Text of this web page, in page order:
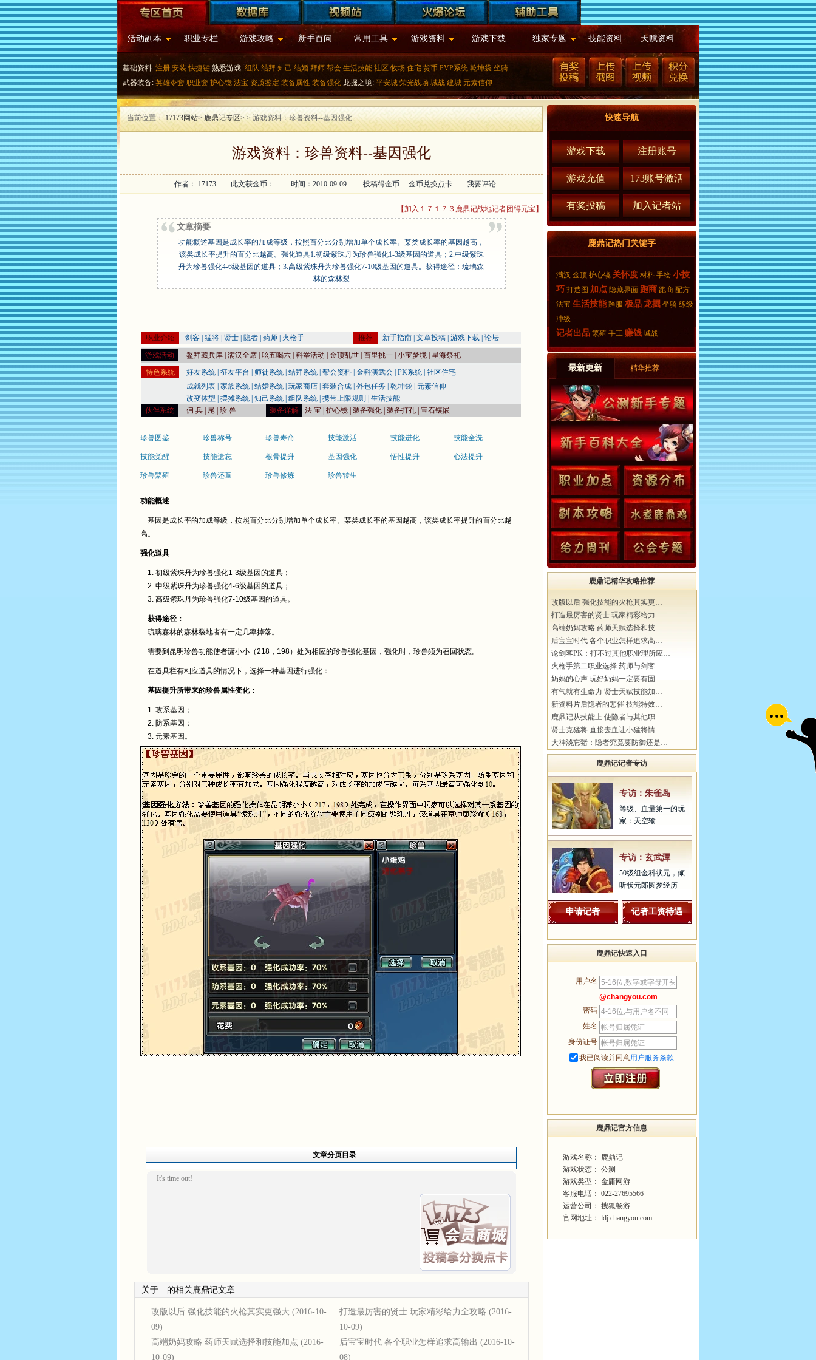
活动副本 职业专栏 游戏攻略 新手百问 常用工具 游戏资料 游戏下载 独家专题 技能资料 天赋资料
基础资料: 注册 安装 快捷键 熟悉游戏: 组队 结拜 知己 结婚 拜师 帮会 生活技能 社区 牧场 住宅 货币 PVP系统 乾坤袋 坐骑
武器装备: 英雄令套 职业套 护心镜 法宝 资质鉴定 装备属性 装备强化 龙掘之境: 平安城 荣光战场 城战 建城 元素信仰
当前位置：17173网站>鹿鼎记专区>> 游戏资料：珍兽资料--基因强化
游戏资料：珍兽资料--基因强化
作者： 17173 此文获金币： 时间：2010-09-09 投稿得金币 金币兑换点卡 我要评论
【加入１７１７３鹿鼎记战地记者团得元宝】
文章摘要
功能概述基因是成长率的加成等级，按照百分比分别增加单个成长率。某类成长率的基因越高，
该类成长率提升的百分比越高。强化道具1.初级紫珠丹为珍兽强化1-3级基因的道具；2.中级紫珠
丹为珍兽强化4-6级基因的道具；3.高级紫珠丹为珍兽强化7-10级基因的道具。获得途径：琉璃森
林的森林裂
职业介绍 剑客 猛将 贤士 隐者 药师 火枪手 推荐 新手指南 文章投稿 游戏下载 论坛
游戏活动 鳌拜藏兵库 满汉全席 吆五喝六 科举活动 金顶乱世 百里挑一 小宝梦境 星海祭祀
特色系统
好友系统 征友平台 师徒系统 结拜系统 帮会资料 金科演武会 PK系统 社区住宅
成就列表 家族系统 结婚系统 玩家商店 套装合成 外包任务 乾坤袋 元素信仰
改变体型
摆摊系统 知己系统 组队系统 携带上限规则
生活技能
伙伴系统
佣 兵 尾 珍 兽 装备详解 法 宝 护心镜 装备强化 装备打孔 宝石镶嵌
珍兽图鉴 珍兽称号 珍兽寿命 技能激活 技能进化 技能全洗
技能觉醒 技能遗忘 根骨提升 基因强化 悟性提升 心法提升
珍兽繁殖 珍兽还童 珍兽修炼 珍兽转生
功能概述
基因是成长率的加成等级，按照百分比分别增加单个成长率。某类成长率的基因越高，该类成长率提升的百分比越
高。
强化道具
1. 初级紫珠丹为珍兽强化1-3级基因的道具；
2. 中级紫珠丹为珍兽强化4-6级基因的道具；
3. 高级紫珠丹为珍兽强化7-10级基因的道具。
获得途径：
琉璃森林的森林裂地者有一定几率掉落。
需要到昆明珍兽功能使者潇小小（218，198）处为相应的珍兽强化基因，强化时，珍兽须为召回状态。
在道具栏有相应道具的情况下，选择一种基因进行强化：
基因提升所带来的珍兽属性变化：
1. 攻系基因；
2. 防系基因；
3. 元素基因。
文章分页目录
It's time out!
关于 的相关鹿鼎记文章
改版以后 强化技能的火枪其实更强大 (2016-10-
09)
打造最厉害的贤士 玩家精彩给力全攻略 (2016-
10-09)
高端奶妈攻略 药师天赋选择和技能加点 (2016-
10-09)
后宝宝时代 各个职业怎样追求高输出 (2016-10-
08)
快速导航
游戏下载 注册账号
游戏充值 173账号激活
有奖投稿 加入记者站
鹿鼎记热门关键字
满汉 金顶 护心镜 关怀度 材料 手绘 小技
巧 打造图 加点 隐藏界面 跑商 跑商 配方
法宝 生活技能 跨服 极品 龙掘 坐骑 练级
冲级
记者出品 繁殖 手工 赚钱 城战
最新更新 精华推荐
鹿鼎记精华攻略推荐
改版以后 强化技能的火枪其实更…
打造最厉害的贤士 玩家精彩给力…
高端奶妈攻略 药师天赋选择和技…
后宝宝时代 各个职业怎样追求高…
论剑客PK：打不过其他职业理所应…
火枪手第二职业选择 药师与剑客…
奶妈的心声 玩好奶妈一定要有固…
有气就有生命力 贤士天赋技能加…
新资料片后隐者的悲催 技能特效…
鹿鼎记从技能上 使隐者与其他职…
贤士克猛将 直接去血让小猛将情…
大神淡忘猪：隐者究竟要防御还是…
鹿鼎记记者专访
专访：朱雀岛
等级、血量第一的玩
家：天空输
专访：玄武潭
50级组金科状元，倾
听状元郎圆梦经历
申请记者 记者工资待遇
鹿鼎记快速入口
鹿鼎记官方信息
游戏名称： 鹿鼎记
游戏状态： 公测
游戏类型： 金庸网游
客服电话： 022-27695566
运营公司： 搜狐畅游
官网地址： ldj.changyou.com